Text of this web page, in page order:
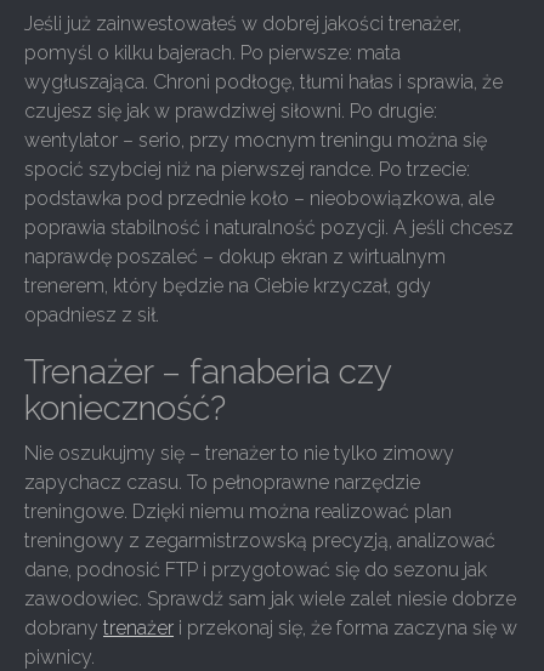
Jeśli już zainwestowałeś w dobrej jakości trenażer,
pomyśl o kilku bajerach. Po pierwsze: mata
wygłuszająca. Chroni podłogę, tłumi hałas i sprawia, że
czujesz się jak w prawdziwej siłowni. Po drugie:
wentylator – serio, przy mocnym treningu można się
spocić szybciej niż na pierwszej randce. Po trzecie:
podstawka pod przednie koło – nieobowiązkowa, ale
poprawia stabilność i naturalność pozycji. A jeśli chcesz
naprawdę poszaleć – dokup ekran z wirtualnym
trenerem, który będzie na Ciebie krzyczał, gdy
opadniesz z sił.
Trenażer – fanaberia czy
konieczność?
Nie oszukujmy się – trenażer to nie tylko zimowy
zapychacz czasu. To pełnoprawne narzędzie
treningowe. Dzięki niemu można realizować plan
treningowy z zegarmistrzowską precyzją, analizować
dane, podnosić FTP i przygotować się do sezonu jak
zawodowiec. Sprawdź sam jak wiele zalet niesie dobrze
dobrany trenażer i przekonaj się, że forma zaczyna się w
piwnicy.